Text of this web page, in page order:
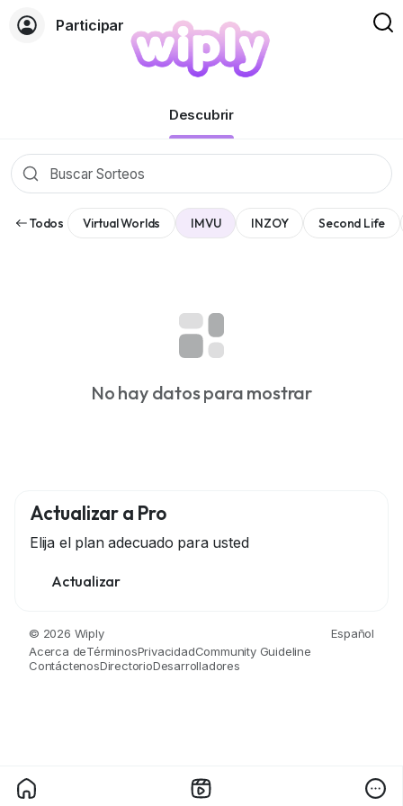
Participar
Descubrir
Todos Virtual Worlds IMVU INZOY Second Life
No hay datos para mostrar
Actualizar a Pro
Elija el plan adecuado para usted
Actualizar
© 2026 Wiply
Español
Acerca deTérminosPrivacidadCommunity Guideline
ContáctenosDirectorioDesarrolladores